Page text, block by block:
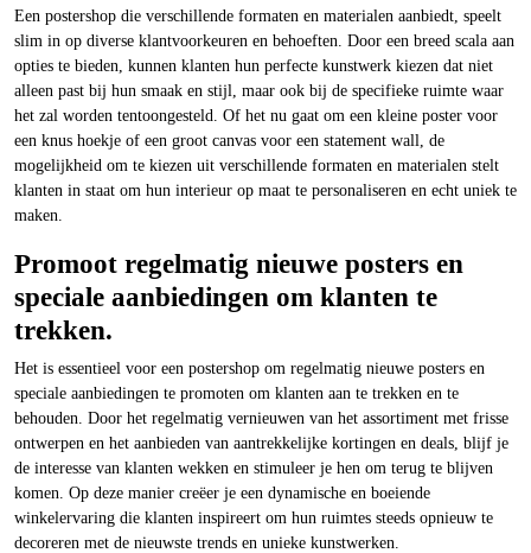
Een postershop die verschillende formaten en materialen aanbiedt, speelt
slim in op diverse klantvoorkeuren en behoeften. Door een breed scala aan
opties te bieden, kunnen klanten hun perfecte kunstwerk kiezen dat niet
alleen past bij hun smaak en stijl, maar ook bij de specifieke ruimte waar
het zal worden tentoongesteld. Of het nu gaat om een kleine poster voor
een knus hoekje of een groot canvas voor een statement wall, de
mogelijkheid om te kiezen uit verschillende formaten en materialen stelt
klanten in staat om hun interieur op maat te personaliseren en echt uniek te
maken.
Promoot regelmatig nieuwe posters en
speciale aanbiedingen om klanten te
trekken.
Het is essentieel voor een postershop om regelmatig nieuwe posters en
speciale aanbiedingen te promoten om klanten aan te trekken en te
behouden. Door het regelmatig vernieuwen van het assortiment met frisse
ontwerpen en het aanbieden van aantrekkelijke kortingen en deals, blijf je
de interesse van klanten wekken en stimuleer je hen om terug te blijven
komen. Op deze manier creëer je een dynamische en boeiende
winkelervaring die klanten inspireert om hun ruimtes steeds opnieuw te
decoreren met de nieuwste trends en unieke kunstwerken.